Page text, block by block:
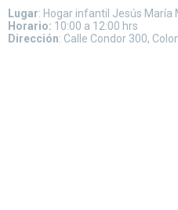
Lugar: Hogar infantil Jesús María
Horario: 10:00 a 12:00 hrs
Dirección: Calle Condor 300,